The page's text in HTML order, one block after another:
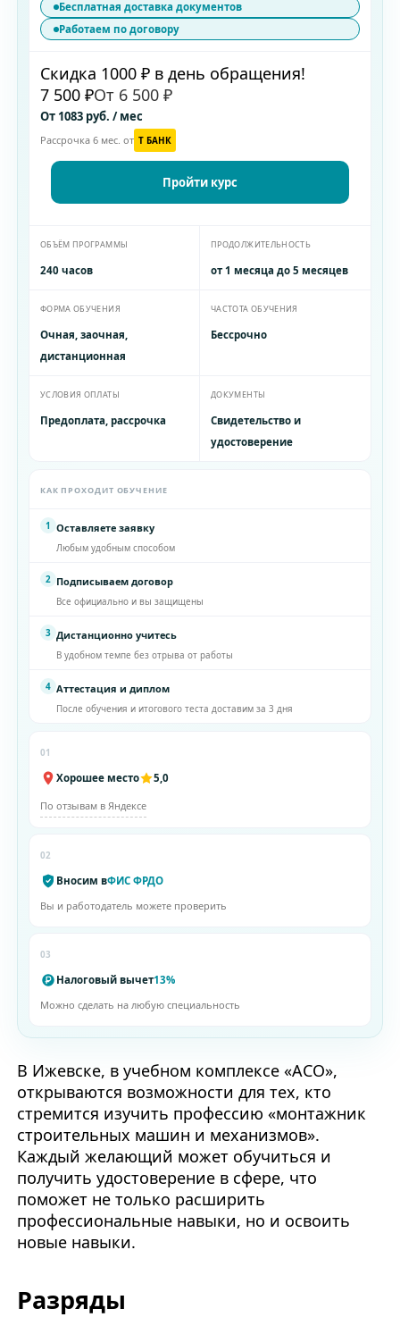
Бесплатная доставка документов
Работаем по договору
Скидка 1000 ₽ в день обращения!
7 500 ₽От 6 500 ₽
От 1083 руб. / мес
Рассрочка 6 мес. от T БАНК
Пройти курс
ОБЪЁМ ПРОГРАММЫ
240 часов
ПРОДОЛЖИТЕЛЬНОСТЬ
от 1 месяца до 5 месяцев
ФОРМА ОБУЧЕНИЯ
Очная, заочная,
дистанционная
ЧАСТОТА ОБУЧЕНИЯ
Бессрочно
УСЛОВИЯ ОПЛАТЫ
Предоплата, рассрочка
ДОКУМЕНТЫ
Свидетельство и
удостоверение
КАК ПРОХОДИТ ОБУЧЕНИЕ
1 Оставляете заявку
Любым удобным способом
2 Подписываем договор
Все официально и вы защищены
3 Дистанционно учитесь
В удобном темпе без отрыва от работы
4 Аттестация и диплом
После обучения и итогового теста доставим за 3 дня
01
Хорошее место 5,0
По отзывам в Яндексе
02
Вносим вФИС ФРДО
Вы и работодатель можете проверить
03
Налоговый вычет13%
Можно сделать на любую специальность
В Ижевске, в учебном комплексе «АСО»,
открываются возможности для тех, кто
стремится изучить профессию «монтажник
строительных машин и механизмов».
Каждый желающий может обучиться и
получить удостоверение в сфере, что
поможет не только расширить
профессиональные навыки, но и освоить
новые навыки.
Разряды